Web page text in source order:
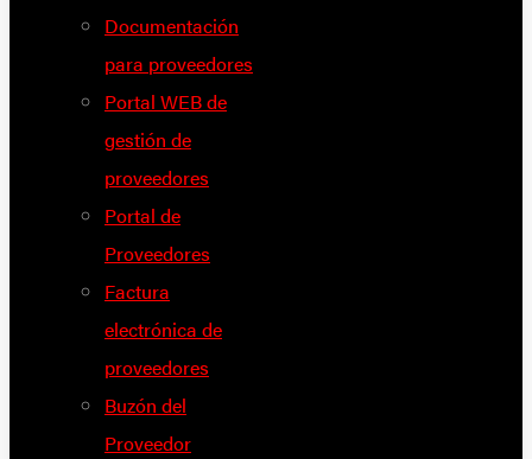
Documentación
para proveedores
Portal WEB de
gestión de
proveedores
Portal de
Proveedores
Factura
electrónica de
proveedores
Buzón del
Proveedor